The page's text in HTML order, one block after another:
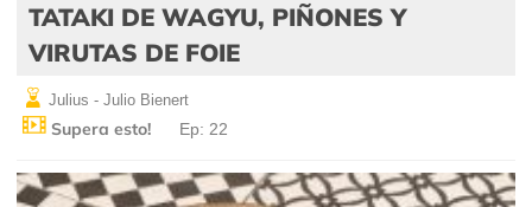
TATAKI DE WAGYU, PIÑONES Y
VIRUTAS DE FOIE
Julius - Julio Bienert
Supera esto! Ep: 22